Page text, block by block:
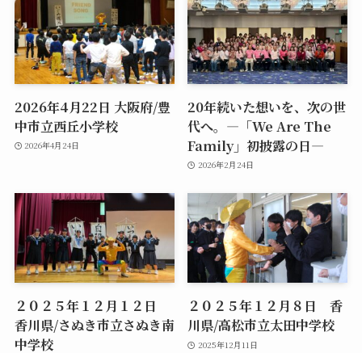
2026年4月22日 大阪府/豊
中市立西丘小学校
2026年4月24日
20年続いた想いを、次の世
代へ。―「We Are The
Family」初披露の日―
2026年2月24日
２０２５年１２月１２日
香川県/さぬき市立さぬき南
中学校
２０２５年１２月８日 香
川県/高松市立太田中学校
2025年12月11日